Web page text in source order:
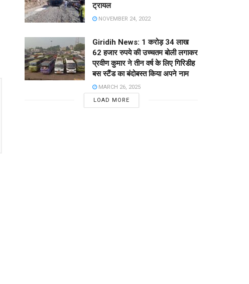
ट्रायल
NOVEMBER 24, 2022
Giridih News: 1 करोड़ 34 लाख
62 हजार रुपये की उच्चतम बोली लगाकर
प्रवीण कुमार ने तीन वर्ष के लिए गिरिडीह
बस स्टैंड का बंदोबस्त किया अपने नाम
MARCH 26, 2025
LOAD MORE